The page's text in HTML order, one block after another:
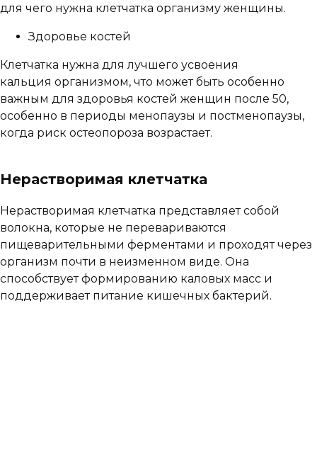
для чего нужна клетчатка организму женщины.
Здоровье костей
Клетчатка нужна для лучшего усвоения
кальция организмом, что может быть особенно
важным для здоровья костей женщин после 50,
особенно в периоды менопаузы и постменопаузы,
когда риск остеопороза возрастает.
Нерастворимая клетчатка
Нерастворимая клетчатка представляет собой
волокна, которые не перевариваются
пищеварительными ферментами и проходят через
организм почти в неизменном виде. Она
способствует формированию каловых масс и
поддерживает питание кишечных бактерий.